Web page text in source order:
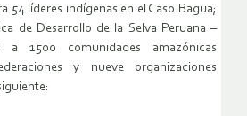
54 líderes indígenas en el Caso Bagua;
de Desarrollo de la Selva Peruana –
a 1500 comunidades amazónicas
y nueve organizaciones